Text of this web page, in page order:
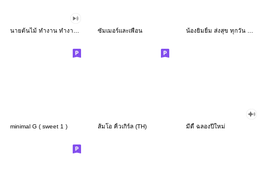
ซัมเมอร์และเพื่อน
minimal G ( sweet 1 ) ส้มโอ คิ้วเกิร์ล (TH) มีดี้ ฉลองปีใหม่